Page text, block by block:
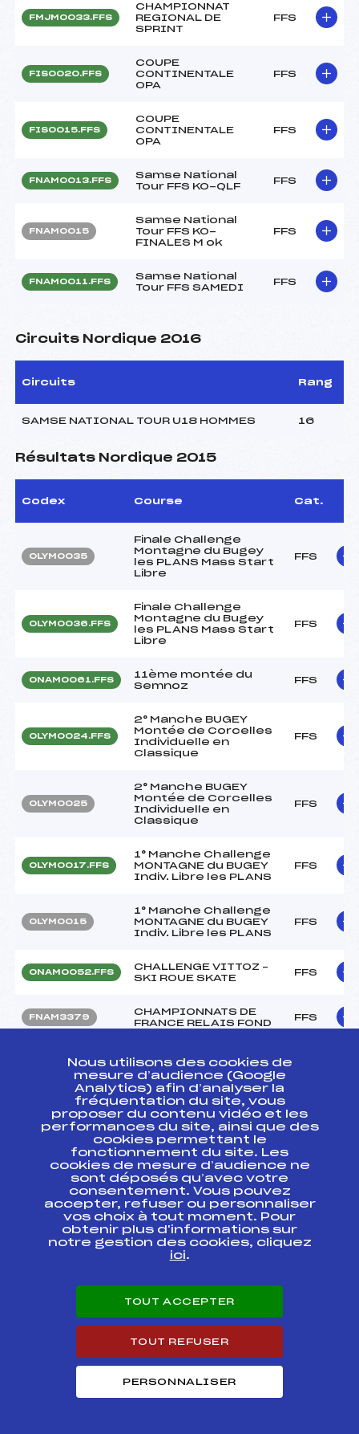
FMJM0033.FFS
CHAMPIONNAT
REGIONAL DE
SPRINT
FFS
FIS0020.FFS
COUPE
CONTINENTALE
OPA
FFS
FIS0015.FFS
COUPE
CONTINENTALE
OPA
FFS
FNAM0013.FFS
Samse National
Tour FFS KO-QLF
FFS
FNAM0015
Samse National
Tour FFS KO-
FINALES M ok
FFS
FNAM0011.FFS
Samse National
Tour FFS SAMEDI
FFS
Circuits Nordique 2016
Circuits Rang
SAMSE NATIONAL TOUR U18 HOMMES 16
Résultats Nordique 2015
Codex Course Cat.
OLYM0035
Finale Challenge
Montagne du Bugey
les PLANS Mass Start
Libre
FFS
OLYM0036.FFS
Finale Challenge
Montagne du Bugey
les PLANS Mass Start
Libre
FFS
ONAM0061.FFS
11ème montée du
Semnoz
FFS
OLYM0024.FFS
2° Manche BUGEY
Montée de Corcelles
Individuelle en
Classique
FFS
OLYM0025
2° Manche BUGEY
Montée de Corcelles
Individuelle en
Classique
FFS
OLYM0017.FFS
1° Manche Challenge
MONTAGNE du BUGEY
Indiv. Libre les PLANS
FFS
OLYM0015
1° Manche Challenge
MONTAGNE du BUGEY
Indiv. Libre les PLANS
FFS
ONAM0052.FFS
CHALLENGE VITTOZ –
SKI ROUE SKATE
FFS
FNAM3379
CHAMPIONNATS DE
FRANCE RELAIS FOND
FFS
FNAM0376.FFS
CHAMPIONNATS DE
FRANCE SKIATHLON
FNAM0373.FFS
CHAMPIONNATS DE
FRANCE KO SPRINT
FNAM0371
CHAMPIONNATS DE
FRANCE KO SPRINT
FINALES
FNAM0351.FFS
SAMSE NATIONAL
TOUR FFS FINALE
INDIV
FFS
RELAIS-SAMSE
Hommes
COUPE CONTINENTALE
GRAND PRIX LA
Nous utilisons des cookies de
mesure d’audience (Google
Analytics) afin d’analyser la
fréquentation du site, vous
proposer du contenu vidéo et les
performances du site, ainsi que des
cookies permettant le
fonctionnement du site. Les
cookies de mesure d’audience ne
sont déposés qu’avec votre
consentement. Vous pouvez
accepter, refuser ou personnaliser
vos choix à tout moment. Pour
obtenir plus d'informations sur
notre gestion des cookies, cliquez
ici.
TOUT ACCEPTER
TOUT REFUSER
PERSONNALISER